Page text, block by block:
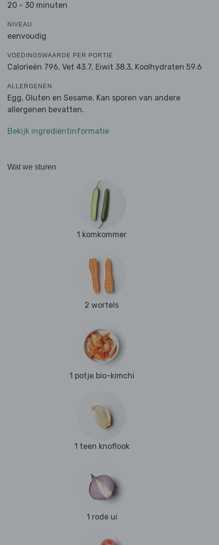
20 - 30 minuten
NIVEAU
eenvoudig
VOEDINGSWAARDE PER PORTIE
Calorieën 796, Vet 43.7, Eiwit 38.3, Koolhydraten 59.6
ALLERGENEN
Egg, Gluten en Sesame. Kan sporen van andere
allergenen bevatten.
Bekijk ingrediëntinformatie
Wat we sturen
1 komkommer
2 wortels
1 potje bio-kimchi
1 teen knoflook
1 rode ui